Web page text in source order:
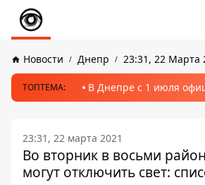
Новости Днепр 23:31, 22 Марта
ТОПТЕМА: В Днепре с 1 июля
23:31, 22 марта 2021
Во вторник в восьми
могут отключить свет: